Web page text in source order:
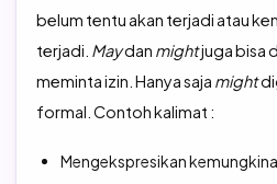
belum tentu akan terjadi atau
terjadi. Maydan mightjuga bisa
meminta izin. Hanya saja might
formal. Contoh kalimat :
Mengekspresikan